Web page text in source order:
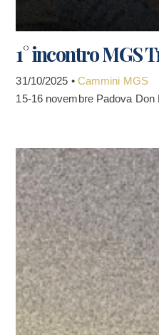
1° incontro MGS
31/10/2025 • Cammini MGS
15-16 novembre Padova Don